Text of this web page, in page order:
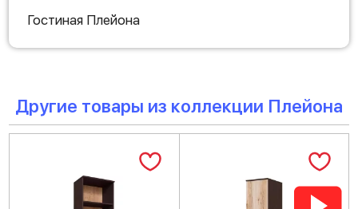
Гостиная Плейона
Другие товары из коллекции Плейона